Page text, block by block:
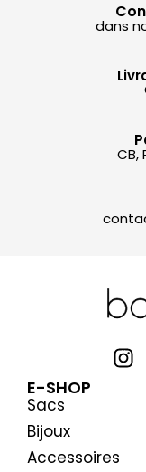
dans
CB,
E-SHOP
Sacs
Bijoux
Accessoires